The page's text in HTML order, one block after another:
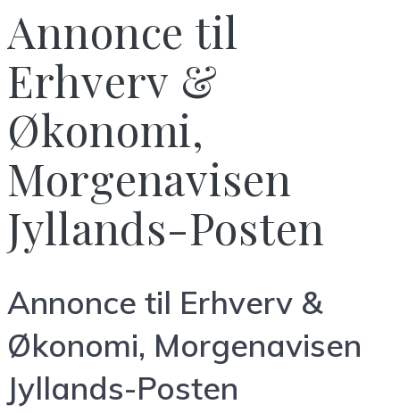
Annonce til
Erhverv &
Økonomi,
Morgenavisen
Jyllands-Posten
Annonce til Erhverv &
Økonomi, Morgenavisen
Jyllands-Posten